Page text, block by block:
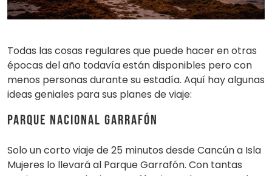
Todas las cosas regulares que puede hacer en otras
épocas del año todavía están disponibles pero con
menos personas durante su estadía. Aquí hay algunas
ideas geniales para sus planes de viaje:
Parque Nacional Garrafón
Solo un corto viaje de 25 minutos desde Cancún a Isla
Mujeres lo llevará al Parque Garrafón. Con tantas